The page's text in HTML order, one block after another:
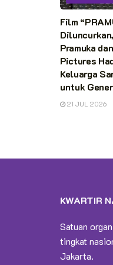
Film
Pramuka
Pictures
Keluarga
untuk
21 JUL 2026
KWARTIR
Satuan
tingkat
Jakarta.